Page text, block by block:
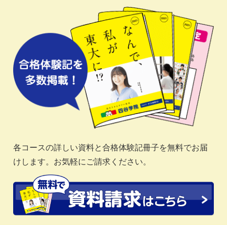
各コースの詳しい資料と合格体験記冊子を無料でお届
けします。お気軽にご請求ください。